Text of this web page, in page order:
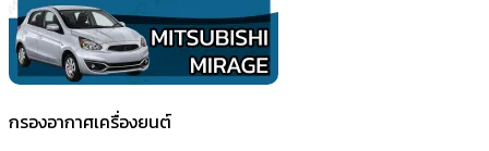
กรองอากาศเครื่องยนต์